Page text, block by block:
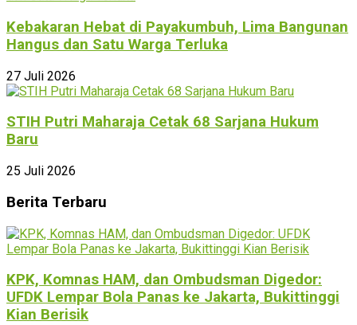
Kebakaran Hebat di Payakumbuh, Lima Bangunan
Hangus dan Satu Warga Terluka
27 Juli 2026
STIH Putri Maharaja Cetak 68 Sarjana Hukum
Baru
25 Juli 2026
Berita Terbaru
KPK, Komnas HAM, dan Ombudsman Digedor:
UFDK Lempar Bola Panas ke Jakarta, Bukittinggi
Kian Berisik